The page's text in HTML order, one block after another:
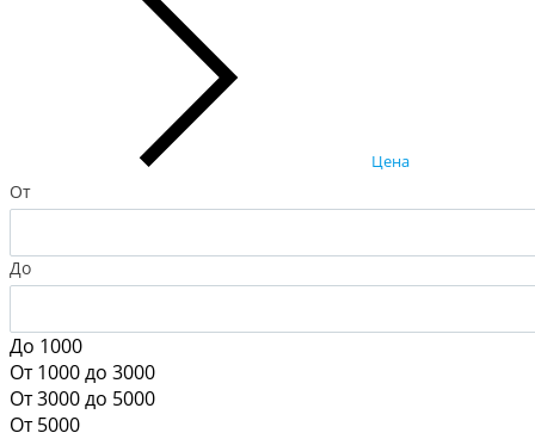
Цена
От
До
До 1000
От 1000 до 3000
От 3000 до 5000
От 5000